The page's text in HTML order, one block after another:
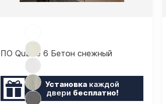
ПО QuLine 6 Бетон снежный
Установка каждой
двери бесплатно!